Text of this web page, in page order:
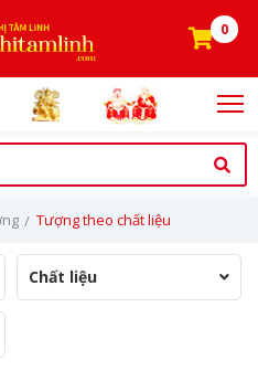
0
Tượng theo chất liệu
Chất liệu